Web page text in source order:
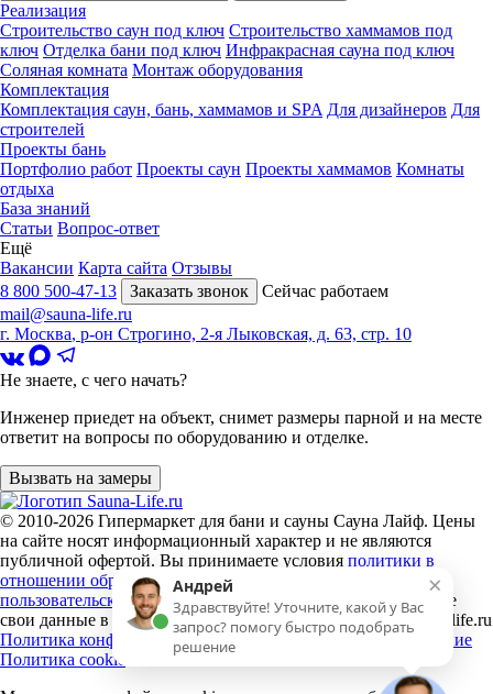
Реализация
Строительство саун под ключ Строительство хаммамов под
ключ Отделка бани под ключ Инфракрасная сауна под ключ
Соляная комната Монтаж оборудования
Комплектация
Комплектация саун, бань, хаммамов и SPA Для дизайнеров Для
строителей
Проекты бань
Портфолио работ Проекты саун Проекты хаммамов Комнаты
отдыха
База знаний
Статьи Вопрос-ответ
Ещё
Вакансии Карта сайта Отзывы
8 800 500-47-13
Заказать звонок
Сейчас работаем
mail@sauna-life.ru
г. Москва, р-он Строгино, 2-я Лыковская, д. 63, стр. 10
Не знаете, с чего начать?
Инженер приедет на объект, снимет размеры парной и на месте
ответит на вопросы по оборудованию и отделке.
Вызвать на замеры
© 2010-2026 Гипермаркет для бани и сауны Сауна Лайф. Цены
на сайте носят информационный характер и не являются
публичной офертой. Вы принимаете условия политики в
отношении обработки персональных данных
пользовательского соглашения
каждый раз, когда оставляете
свои данные в любой форме обратной связи на сайте sauna-life.ru
Политика конфиденциальности
Пользовательское соглашение
Политика cookie
×
Андрей
Здравствуйте! Уточните, какой у Вас
запрос? помогу быстро подобрать
решение